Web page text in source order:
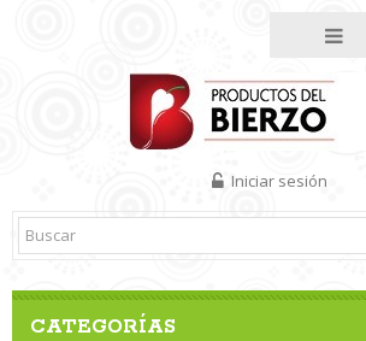
CATEGORÍAS
Iniciar sesión